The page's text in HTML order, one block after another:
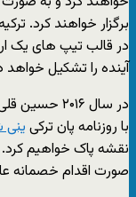
برگزار خواهند کرد.
در قالب تیپ های یک
آینده را تشکیل خواهد
در سال
با روزنامه پان ترکی
نقشه پاک خواهیم
صورت اقدام خصمانه